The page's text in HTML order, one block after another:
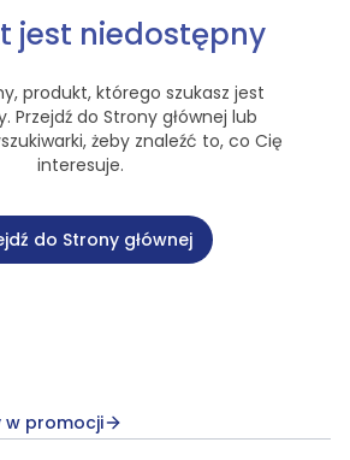
jest niedostępny
produkt, którego szukasz jest
Przejdź do Strony głównej lub
żeby znaleźć to, co Cię
interesuje.
do Strony głównej
w promocji